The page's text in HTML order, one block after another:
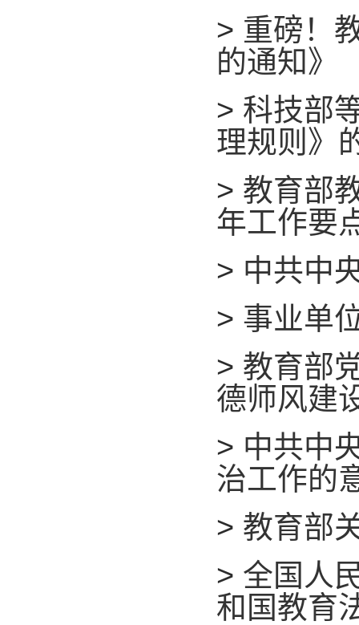
> 重磅！
的通知》
> 科技部
理规则》
> 教育部
年工作要
> 中共中
> 事业单
> 教育部
德师风建
> 中共中
治工作的
> 教育部
> 全国人
和国教育